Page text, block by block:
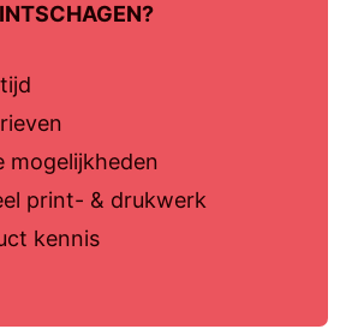
mogelijkheden
print- & drukwerk
kennis